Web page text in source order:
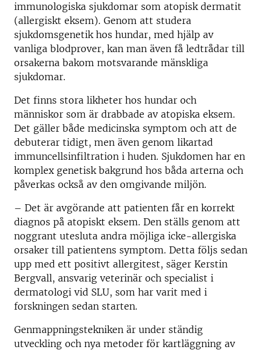
immunologiska sjukdomar som atopisk dermatit
(allergiskt eksem). Genom att studera
sjukdomsgenetik hos hundar, med hjälp av
vanliga blodprover, kan man även få ledtrådar till
orsakerna bakom motsvarande mänskliga
sjukdomar.
Det finns stora likheter hos hundar och
människor som är drabbade av atopiska eksem.
Det gäller både medicinska symptom och att de
debuterar tidigt, men även genom likartad
immuncellsinfiltration i huden. Sjukdomen har en
komplex genetisk bakgrund hos båda arterna och
påverkas också av den omgivande miljön.
– Det är avgörande att patienten får en korrekt
diagnos på atopiskt eksem. Den ställs genom att
noggrant utesluta andra möjliga icke-allergiska
orsaker till patientens symptom. Detta följs sedan
upp med ett positivt allergitest, säger Kerstin
Bergvall, ansvarig veterinär och specialist i
dermatologi vid SLU, som har varit med i
forskningen sedan starten.
Genmappningstekniken är under ständig
utveckling och nya metoder för kartläggning av